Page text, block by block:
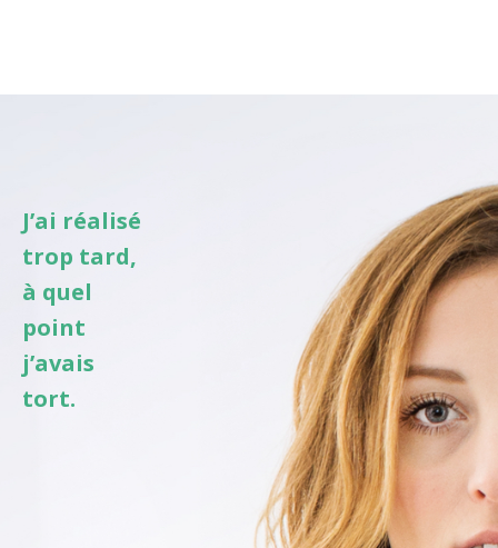
J’ai réalisé
trop tard,
à quel
point
j’avais
tort.